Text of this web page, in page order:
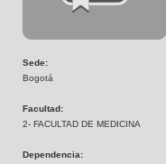
Sede:
Bogotá
Facultad:
2- FACULTAD DE MEDICINA
Dependencia: